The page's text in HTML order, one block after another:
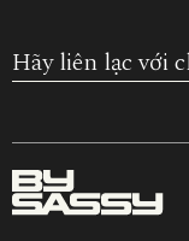
Hãy liên lạc với